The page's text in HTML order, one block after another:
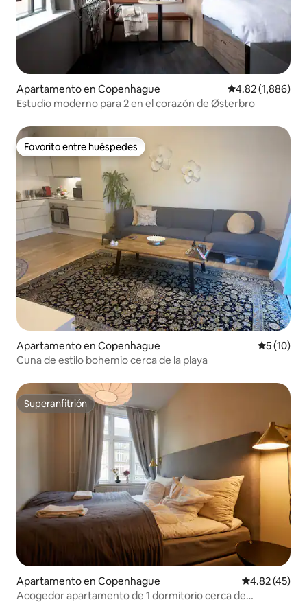
Apartamento en Copenhague Calificación
4.82 (1,886)
Estudio moderno para 2 en el corazón de Østerbro
Favorito entre huéspedes
Favorito entre huéspedes
Apartamento en Copenhague
5 (10)
Cuna de estilo bohemio cerca de la playa
Superanfitrión
Superanfitrión
Apartamento en Copenhague Calificación
4.82 (45)
Acogedor apartamento de 1 dormitorio cerca de